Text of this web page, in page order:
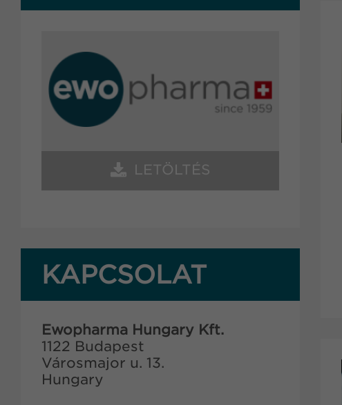
LETÖLTÉS
KAPCSOLAT
Ewopharma Hungary Kft.
1122 Budapest
Városmajor u. 13.
Hungary